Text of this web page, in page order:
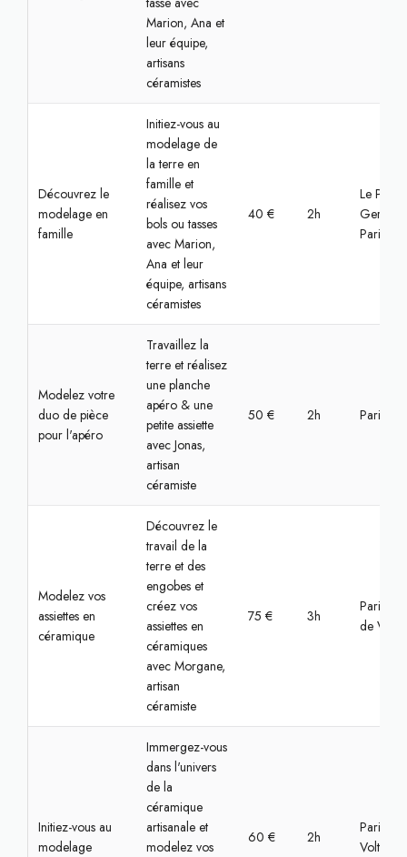
Marion, Ana et
leur équipe,
artisans
céramistes
Découvrez le
modelage en
famille
Initiez-vous au
modelage de
la terre en
famille et
réalisez vos
bols ou tasses
avec Marion,
Ana et leur
équipe, artisans
céramistes
40 € 2h
Le Pré-
Gervais,
Paris
Modelez votre
duo de pièce
pour l'apéro
Travaillez la
terre et réalisez
une planche
apéro & une
petite assiette
avec Jonas,
artisan
céramiste
50 € 2h Paris,
Modelez vos
assiettes en
céramique
Découvrez le
travail de la
terre et des
engobes et
créez vos
assiettes en
céramiques
avec Morgane,
artisan
céramiste
75 € 3h
Paris,
de Ville
Initiez-vous au
modelage
Immergez-vous
dans l'univers
de la
céramique
artisanale et
modelez vos
60 € 2h
Paris,
Voltaire